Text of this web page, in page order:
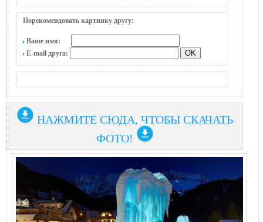
Порекомендовать картинку другу:
Ваше имя:
E-mail друга:
НАЖМИТЕ СЮДА, ЧТОБЫ СКАЧАТЬ
ФОТО!